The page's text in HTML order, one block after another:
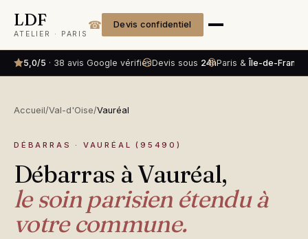
LDF
ATELIER · PARIS
☎ Devis confidentiel
5,0/5 · 38 avis Google vérifiésDevis sous 24hParis & Île-de-France
Accueil/Val-d'Oise/Vauréal
DÉBARRAS · VAURÉAL (95490)
Débarras à Vauréal,
le soin parisien étendu à
votre commune.